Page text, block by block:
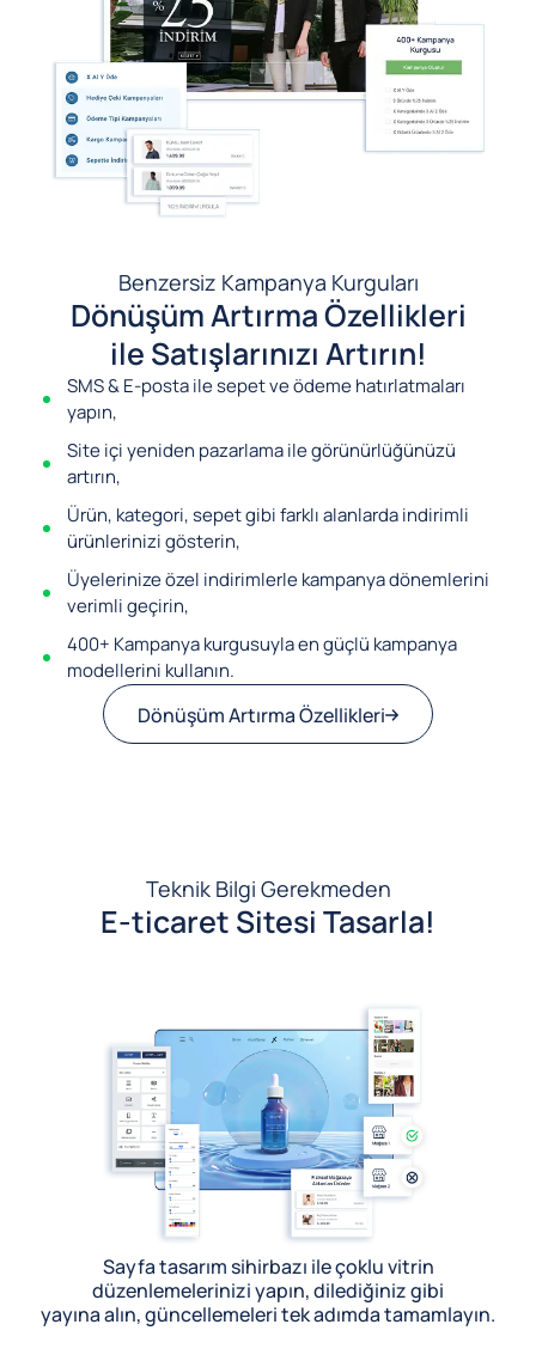
Benzersiz Kampanya Kurguları
Dönüşüm Artırma Özellikleri
ile Satışlarınızı Artırın!
SMS & E-posta ile sepet ve ödeme hatırlatmaları
yapın,
Site içi yeniden pazarlama ile görünürlüğünüzü
artırın,
Ürün, kategori, sepet gibi farklı alanlarda indirimli
ürünlerinizi gösterin,
Üyelerinize özel indirimlerle kampanya dönemlerini
verimli geçirin,
400+ Kampanya kurgusuyla en güçlü kampanya
modellerini kullanın.
Dönüşüm Artırma Özellikleri
Teknik Bilgi Gerekmeden
E-ticaret Sitesi Tasarla!
Sayfa tasarım sihirbazı ile çoklu vitrin
düzenlemelerinizi yapın, dilediğiniz gibi
yayına alın, güncellemeleri tek adımda tamamlayın.